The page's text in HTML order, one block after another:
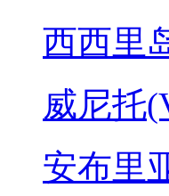
西西里
威尼托
安布里